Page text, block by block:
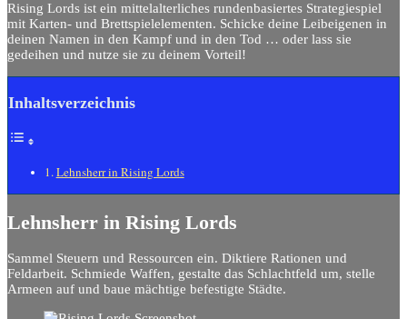
Rising Lords ist ein mittelalterliches rundenbasiertes Strategiespiel
mit Karten- und Brettspielelementen. Schicke deine Leibeigenen in
deinen Namen in den Kampf und in den Tod … oder lass sie
gedeihen und nutze sie zu deinem Vorteil!
Inhaltsverzeichnis
Lehnsherr in Rising Lords
Lehnsherr in Rising Lords
Sammel Steuern und Ressourcen ein. Diktiere Rationen und
Feldarbeit. Schmiede Waffen, gestalte das Schlachtfeld um, stelle
Armeen auf und baue mächtige befestigte Städte.